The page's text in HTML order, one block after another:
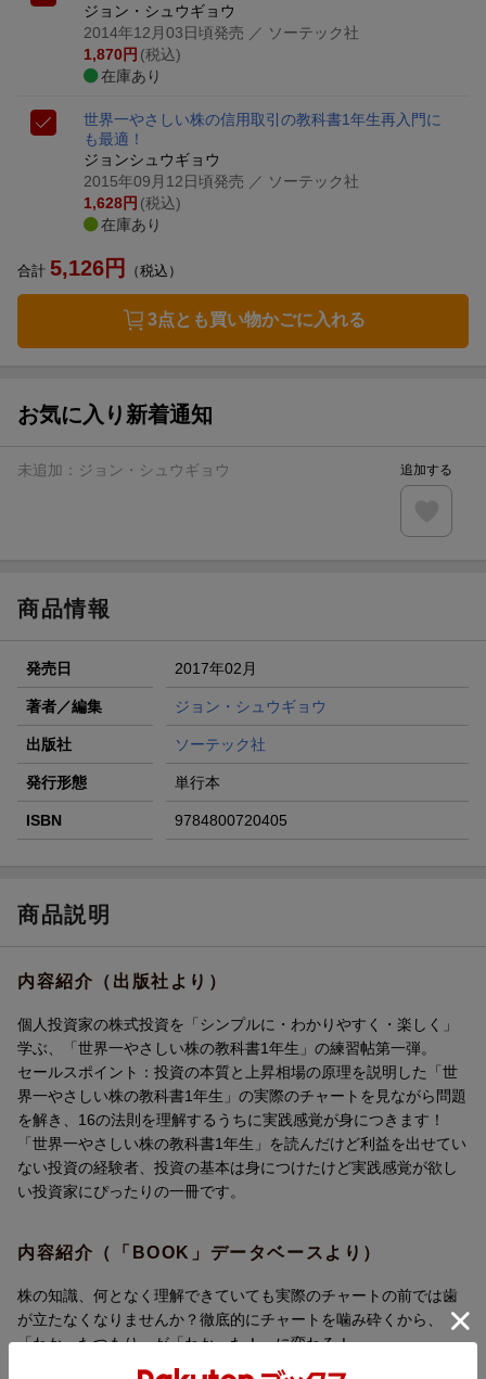
ジョン・シュウギョウ
2014年12月03日頃発売 ／ ソーテック社
1,870円 (税込)
在庫あり
世界一やさしい株の信用取引の教科書1年生再入門に
も最適！
ジョンシュウギョウ
2015年09月12日頃発売 ／ ソーテック社
1,628円 (税込)
在庫あり
合計 5,126円 （税込）
3点とも買い物かごに入れる
お気に入り新着通知
未追加： ジョン・シュウギョウ 追加する
商品情報
発売日 2017年02月
著者／編集 ジョン・シュウギョウ
出版社 ソーテック社
発行形態 単行本
ISBN 9784800720405
商品説明
内容紹介（出版社より）
個人投資家の株式投資を「シンプルに・わかりやすく・楽しく」
学ぶ、「世界一やさしい株の教科書1年生」の練習帖第一弾。
セールスポイント：投資の本質と上昇相場の原理を説明した「世
界一やさしい株の教科書1年生」の実際のチャートを見ながら問題
を解き、16の法則を理解するうちに実践感覚が身につきます！
「世界一やさしい株の教科書1年生」を読んだけど利益を出せてい
ない投資の経験者、投資の基本は身につけたけど実践感覚が欲し
い投資家にぴったりの一冊です。
内容紹介（「BOOK」データベースより）
株の知識、何となく理解できていても実際のチャートの前では歯
が立たなくなりませんか？徹底的にチャートを噛み砕くから、
「わかったつもり」が「わかった！」に変わる！